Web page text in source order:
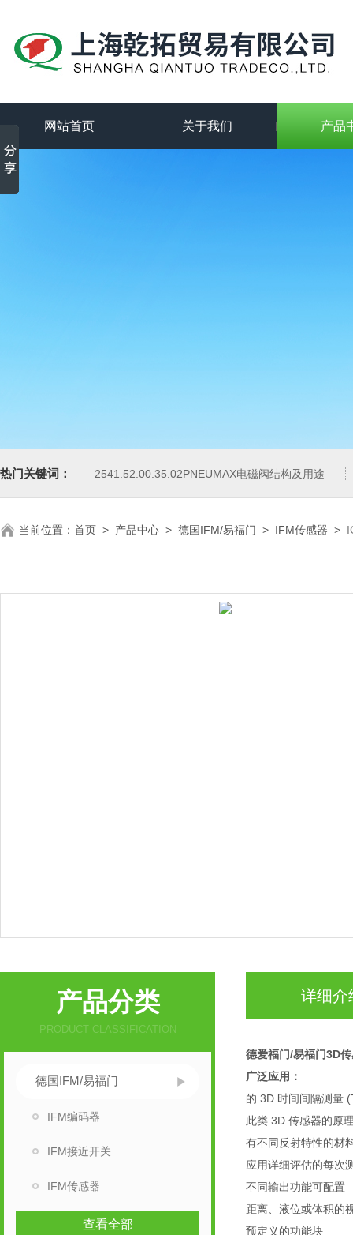
网站首页 关于我们 产品
热门关键词： 2541.52.00.35.02PNEUMAX电磁阀结构及用途
当前位置： 首页 > 产品中心 > 德国IFM/易福门 > IFM传感器 >
产品分类
PRODUCT CLASSIFICATION
德国IFM/易福门
IFM编码器
IFM接近开关
IFM传感器
查看全部
详细介
德爱福门/易福门3D
广泛应用：
的 3D 时间间隔测量
此类 3D 传感器的原
有不同反射特性的材
应用详细评估的每次
不同输出功能可配置
距离、液位或体积的
预定义的功能块